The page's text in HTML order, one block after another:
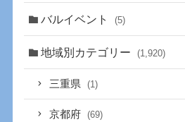
バルイベント (5)
地域別カテゴリー (1,920)
三重県 (1)
京都府 (69)